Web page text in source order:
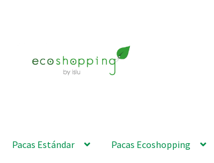
Pacas Estándar Pacas Ecoshopping